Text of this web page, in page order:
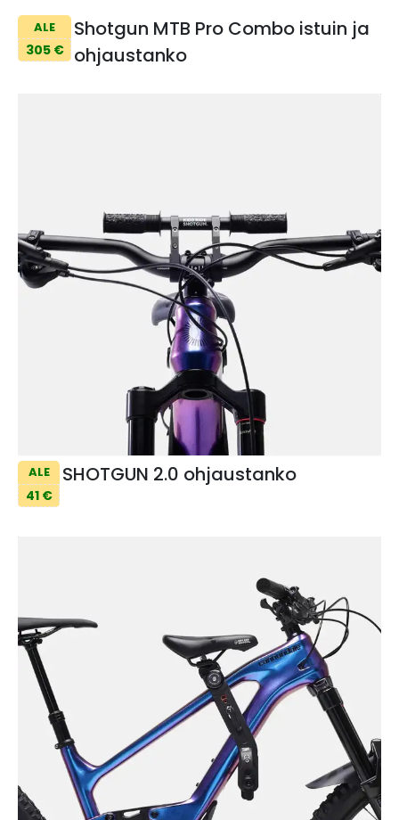
ALE
305 €
Shotgun MTB Pro Combo istuin ja
ohjaustanko
ALE
41 €
SHOTGUN 2.0 ohjaustanko